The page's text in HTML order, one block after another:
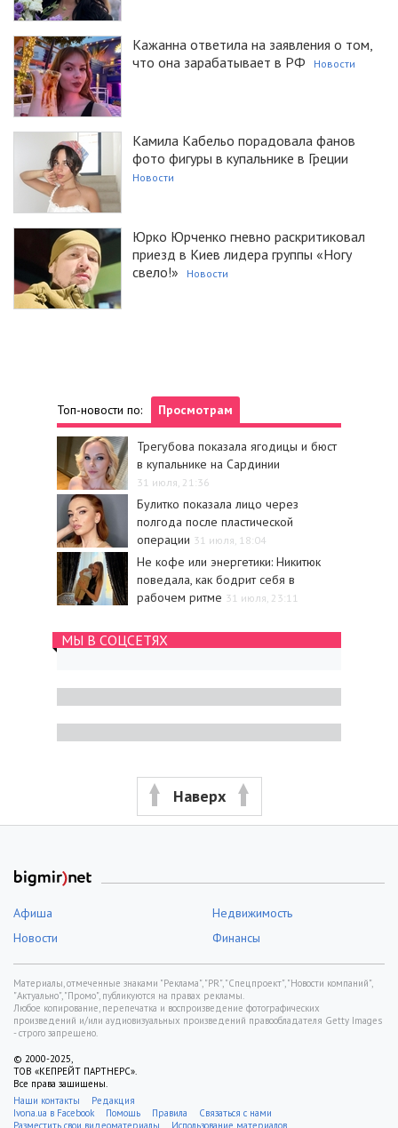
Кажанна ответила на заявления о том,
что она зарабатывает в РФ
Новости
Камила Кабельо порадовала фанов
фото фигуры в купальнике в Греции
Новости
Юрко Юрченко гневно раскритиковал
приезд в Киев лидера группы «Ногу
свело!»
Новости
Топ-новости по: Просмотрам
Трегубова показала ягодицы и бюст
в купальнике на Сардинии
31 июля, 21:36
Булитко показала лицо через
полгода после пластической
операции 31 июля, 18:04
Не кофе или энергетики: Никитюк
поведала, как бодрит себя в
рабочем ритме 31 июля, 23:11
МЫ В СОЦСЕТЯХ
Наверх
Афиша
Недвижимость
Новости
Финансы
Материалы, отмеченные знаками "Реклама", "PR", "Спецпроект", "Новости компаний",
"Актуально", "Промо", публикуются на правах рекламы.
Любое копирование, перепечатка и воспроизведение фотографических
произведений и/или аудиовизуальных произведений правообладателя Getty Images
- строго запрещено.
© 2000-2025,
ТОВ «КЕПРЕЙТ ПАРТНЕРС».
Все права защищены.
Наши контакты
Редакция
Ivona.ua в Facebook
Помощь Правила
Связаться с нами
Разместить свои видеоматериалы
Использование материалов